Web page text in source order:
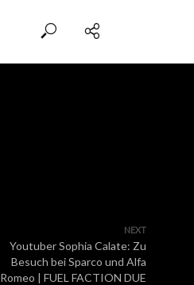
NEXT
Youtuber Sophia Calate: Zu
Besuch bei Sparco und Alfa
Romeo | FUEL FACTION DUE